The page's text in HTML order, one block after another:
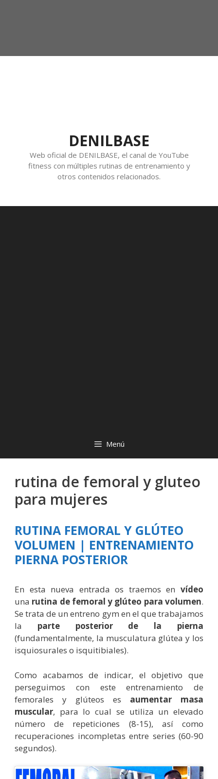
DENILBASE
Web oficial de DENILBASE, el canal de YouTube
fitness con múltiples rutinas de entrenamiento y
otros contenidos relacionados.
Menú
rutina de femoral y gluteo
para mujeres
RUTINA FEMORAL Y GLÚTEO
VOLUMEN | ENTRENAMIENTO
PIERNA POSTERIOR
En esta nueva entrada os traemos en vídeo
una rutina de femoral y glúteo para volumen.
Se trata de un entreno gym en el que trabajamos
la parte posterior de la pierna
(fundamentalmente, la musculatura glútea y los
isquiosurales o isquitibiales).
Como acabamos de indicar, el objetivo que
perseguimos con este entrenamiento de
femorales y glúteos es aumentar masa
muscular, para lo cual se utiliza un elevado
número de repeticiones (8-15), así como
recuperaciones incompletas entre series (60-90
segundos).